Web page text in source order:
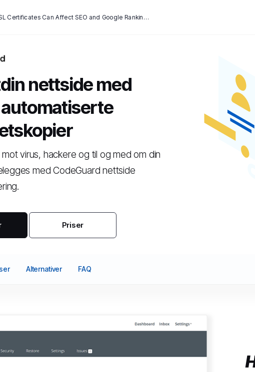
How SSL Certificates Can Affect SEO and Google Rankings
din nettsidemed
virus, hackere og til og med om din
med CodeGuard nettside
Priser
Alternativer FAQ